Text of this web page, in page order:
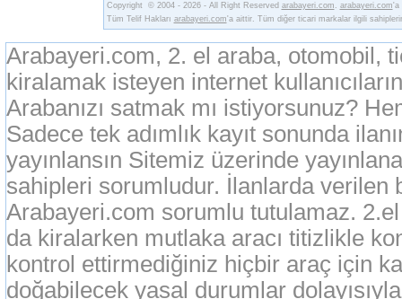
Copyright © 2004 - 2026 - All Right Reserved arabayeri.com . arabayeri.com'a
Tüm Telif Hakları arabayeri.com'a aittir. Tüm diğer ticari markalar ilgili
Arabayeri.com, 2. el araba, otomobil,
kiralamak isteyen internet
Arabanızı satmak mı istiyorsunuz?
Sadece tek adımlık kayıt sonunda
yayınlansın Sitemiz üzerinde
sahipleri sorumludur. İlanlarda verilen
Arabayeri.com sorumlu tutulamaz.
da kiralarken mutlaka aracı titizlikle
kontrol ettirmediğiniz hiçbir araç için
doğabilecek yasal durumlar